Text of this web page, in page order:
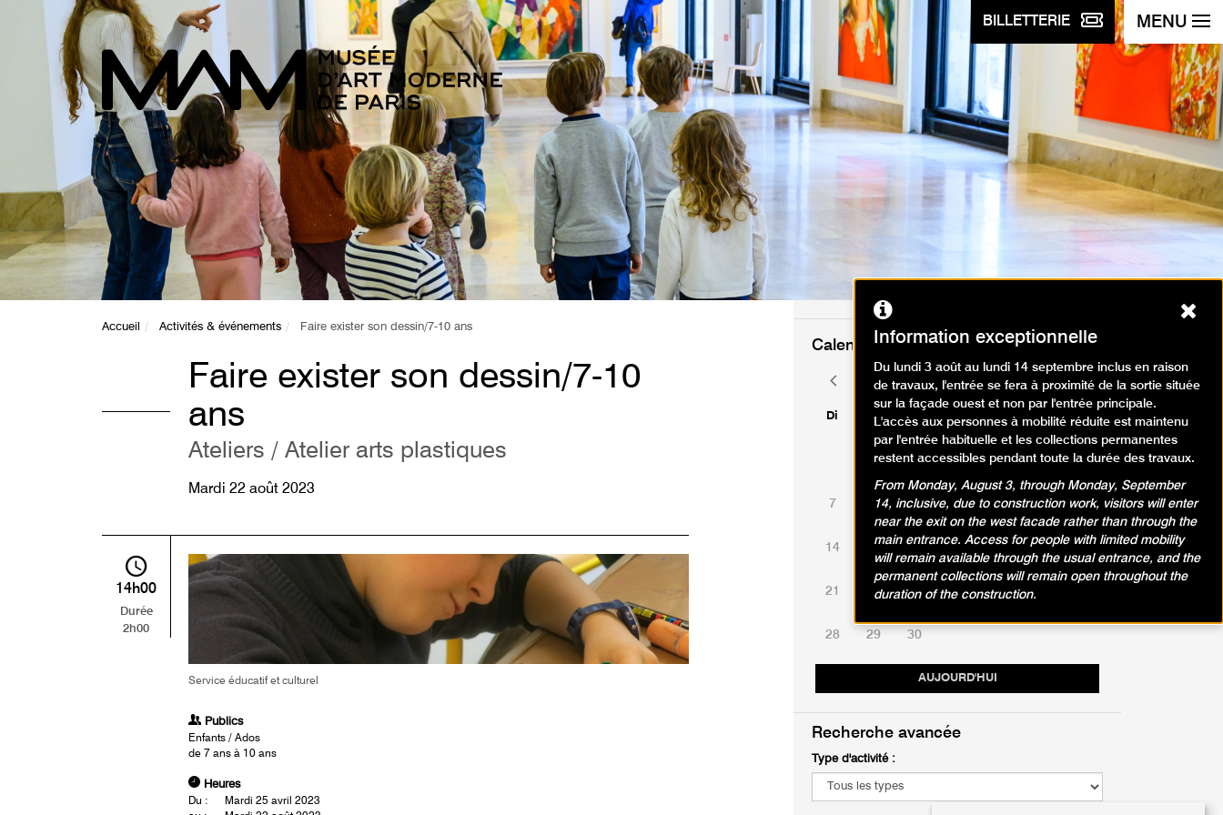
BILLETTERIE MENU
Accueil Activités & événements Faire exister son dessin/7-10 ans
Faire exister son dessin/7-10
ans
Ateliers / Atelier arts plastiques
Mardi 22 août 2023
Service éducatif et culturel
14h00
Durée
2h00
Publics
Enfants / Ados
de 7 ans à 10 ans
Heures
Du :
Mardi 25 avril 2023
Calendrier des événements
septembre 2025
Di Lu Ma Ve Sa
AUJOURD'HUI
1 2 3 4 5 6
7 8 9 10 11 12 13
14 15 16 17 18 19 20
21 22 23 24 25 26
28 29 30
Mois
précédent
Mois
suivant
Recherche avancée
Type d'activité :
Information exceptionnelle
Du lundi 3 août au lundi 14 septembre inclus en raison
de travaux, l'entrée se fera à proximité de la sortie située
sur la façade ouest et non par l'entrée principale.
L'accès aux personnes à mobilité réduite est maintenu
par l'entrée habituelle et les collections permanentes
restent accessibles pendant toute la durée des travaux.
From Monday, August 3, through Monday, September
14, inclusive, due to construction work, visitors will enter
near the exit on the west facade rather than through the
main entrance. Access for people with limited mobility
will remain available through the usual entrance, and the
permanent collections will remain open throughout the
duration of the construction.